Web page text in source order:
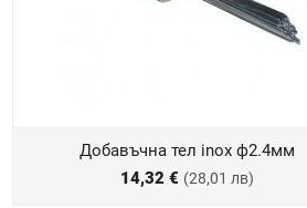
Добавъчна тел inox ф2.4мм
14,32 € (28,01 лв)